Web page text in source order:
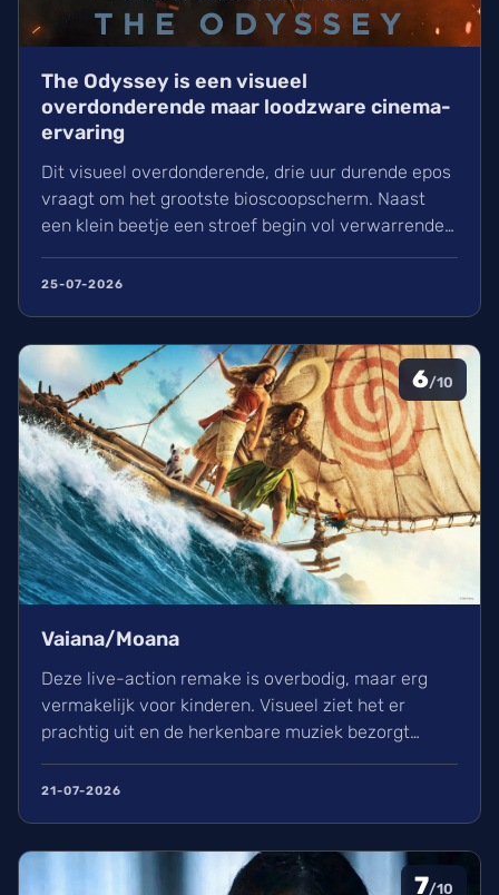
The Odyssey is een visueel
overdonderende maar loodzware cinema-
ervaring
Dit visueel overdonderende, drie uur durende epos
vraagt om het grootste bioscoopscherm. Naast
een klein beetje een stroef begin vol verwarrende
flashbacks en wisselend acteerwerk, evolueert de
film in een indrukwekkend epos vol praktische
25-07-2026
6/10
Vaiana/Moana
Deze live-action remake is overbodig, maar erg
vermakelijk voor kinderen. Visueel ziet het er
prachtig uit en de herkenbare muziek bezorgt
kippenvel. Hoewel de lore complex is, zorgt het
avontuur voor een heerlijke ervaring in de
21-07-2026
7/10